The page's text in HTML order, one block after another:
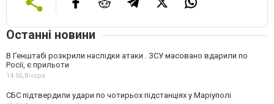
Останні новини
В Генштабі розкрили наслідки атаки . ЗСУ масовано вдарили по
Росії, є прильоти
14:56, Вчора
СБС підтвердили удари по чотирьох підстанціях у Маріуполі